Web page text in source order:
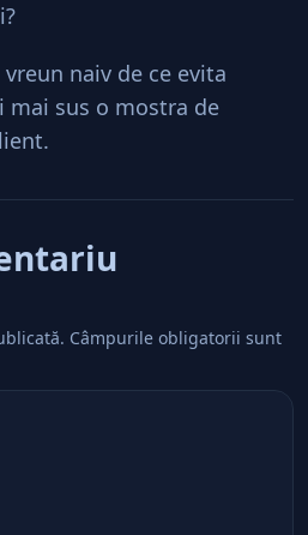
naiv de ce evita
mai sus o mostra de
Câmpurile obligatorii sunt